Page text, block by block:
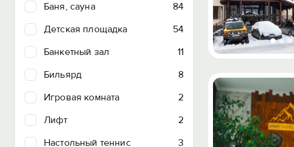
Баня, сауна
84
Детская площадка
54
Банкетный зал
11
Бильярд
8
Игровая комната
2
Лифт
2
Настольный теннис
3